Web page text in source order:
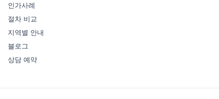
인가사례
절차 비교
지역별 안내
블로그
상담 예약